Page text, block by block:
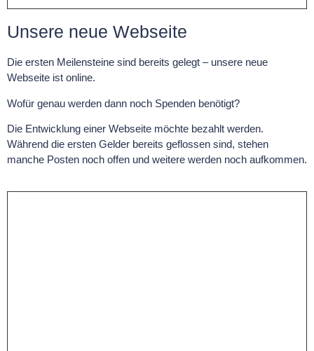
Unsere neue Webseite
Die ersten Meilensteine sind bereits gelegt – unsere neue
Webseite ist online.
Wofür genau werden dann noch Spenden benötigt?
Die Entwicklung einer Webseite möchte bezahlt werden.
Während die ersten Gelder bereits geflossen sind, stehen
manche Posten noch offen und weitere werden noch aufkommen.